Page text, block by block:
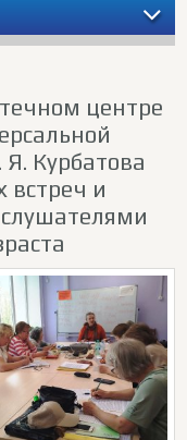
центре
Курбатова
встреч и